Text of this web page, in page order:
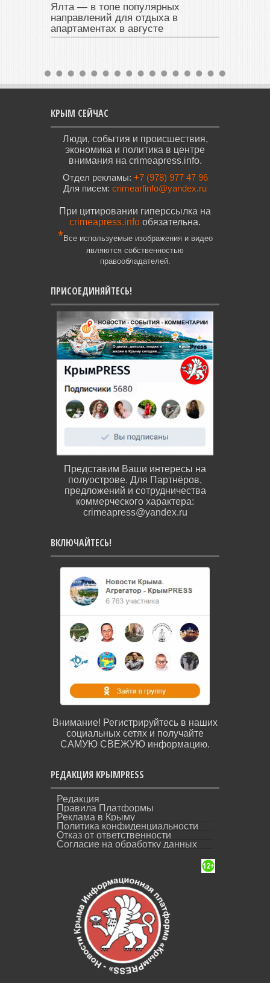
Ялта — в топе популярных
направлений для отдыха в
апартаментах в августе
КРЫМ СЕЙЧАС
Люди, события и происшествия,
экономика и политика в центре
внимания на crimeapress.info.
Отдел рекламы: +7 (978) 977 47 96
Для писем: crimearfinfo@yandex.ru
При цитировании гиперссылка на
crimeapress.info обязательна.
*Все используемые изображения и видео
являются собственностью
правообладателей.
ПРИСОЕДИНЯЙТЕСЬ!
Представим Ваши интересы на
полуострове. Для Партнёров,
предложений и сотрудничества
коммерческого характера:
crimeapress@yandex.ru
ВКЛЮЧАЙТЕСЬ!
Внимание! Регистрируйтесь в наших
социальных сетях и получайте
САМУЮ СВЕЖУЮ информацию.
РЕДАКЦИЯ КРЫМPRESS
Редакция
Правила Платформы
Реклама в Крыму
Политика конфиденциальности
Отказ от ответственности
Согласие на обработку данных